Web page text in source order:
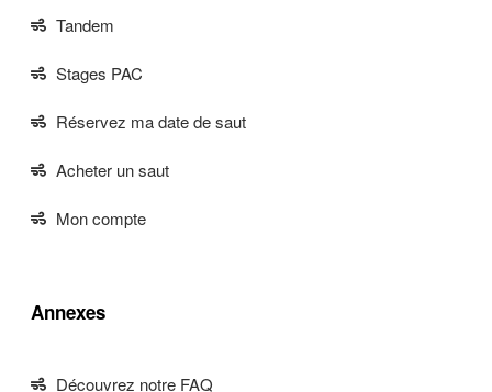
Tandem
Stages PAC
Réservez ma date de saut
Acheter un saut
Mon compte
Annexes
Découvrez notre FAQ